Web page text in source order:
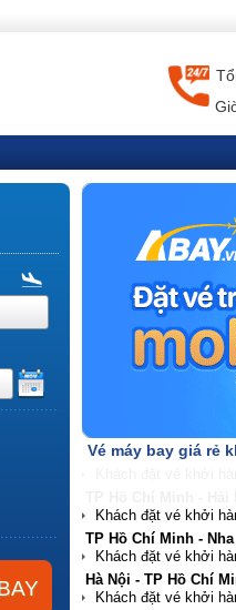
Vé máy bay giá rẻ
Hà Nội - TP Hồ Chí
TP Hồ Chí Minh - Phú